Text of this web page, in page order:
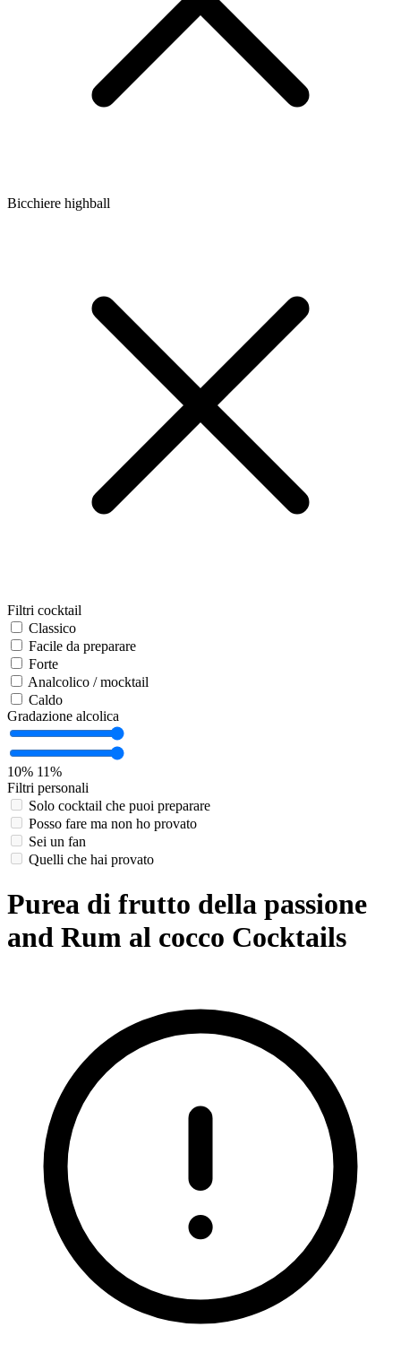
Bicchiere highball
Filtri cocktail
Classico
Facile da preparare
Forte
Analcolico / mocktail
Caldo
Gradazione alcolica
10% 11%
Filtri personali
Solo cocktail che puoi preparare
Posso fare ma non ho provato
Sei un fan
Quelli che hai provato
Purea di frutto della passione
and Rum al cocco Cocktails